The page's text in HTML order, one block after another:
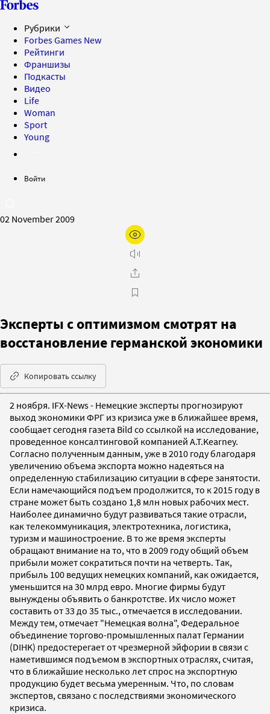
Рубрики
Forbes Games New
Рейтинги
Франшизы
Подкасты
Видео
Life
Woman
Sport
Young
Войти
02 November 2009
Эксперты с оптимизмом смотрят на
восстановление германской экономики
Копировать ссылку
2 ноября. IFX-News - Немецкие эксперты прогнозируют
выход экономики ФРГ из кризиса уже в ближайшее время,
сообщает сегодня газета Bild со ссылкой на исследование,
проведенное консалтинговой компанией A.T.Kearney.
Согласно полученным данным, уже в 2010 году благодаря
увеличению объема экспорта можно надеяться на
определенную стабилизацию ситуации в сфере занятости.
Если намечающийся подъем продолжится, то к 2015 году в
стране может быть создано 1,8 млн новых рабочих мест.
Наиболее динамично будут развиваться такие отрасли,
как телекоммуникация, электротехника, логистика,
туризм и машиностроение. В то же время эксперты
обращают внимание на то, что в 2009 году общий объем
прибыли может сократиться почти на четверть. Так,
прибыль 100 ведущих немецких компаний, как ожидается,
уменьшится на 30 млрд евро. Многие фирмы будут
вынуждены объявить о банкротстве. Их число может
составить от 33 до 35 тыс., отмечается в исследовании.
Между тем, отмечает "Немецкая волна", Федеральное
объединение торгово-промышленных палат Германии
(DIHK) предостерегает от чрезмерной эйфории в связи с
наметившимся подъемом в экспортных отраслях, считая,
что в ближайшие несколько лет спрос на экспортную
продукцию будет весьма умеренным. Что, по словам
экспертов, связано с последствиями экономического
кризиса.